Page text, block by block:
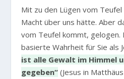
Mit zu den Lügen vom
Macht über uns hätte. Aber
vom Teufel kommt, gelogen.
basierte Wahrheit für Sie als
ist alle Gewalt im Himmel
gegeben“ (Jesus in